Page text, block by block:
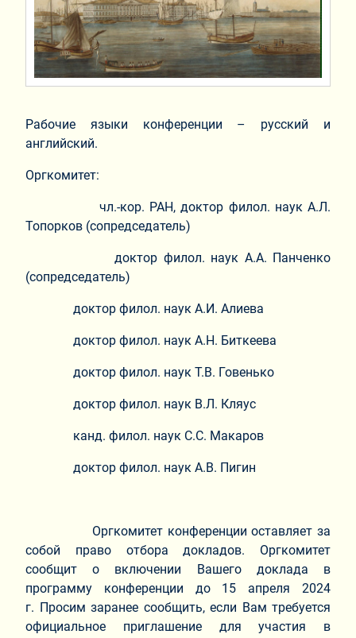
Рабочие языки конференции – русский и
английский.
Оргкомитет:
чл.-кор. РАН, доктор филол. наук А.Л.
Топорков (сопредседатель)
доктор филол. наук А.А. Панченко
(сопредседатель)
доктор филол. наук А.И. Алиева
доктор филол. наук А.Н. Биткеева
доктор филол. наук Т.В. Говенько
доктор филол. наук В.Л. Кляус
канд. филол. наук С.С. Макаров
доктор филол. наук А.В. Пигин
Оргкомитет конференции оставляет за
собой право отбора докладов. Оргкомитет
сообщит о включении Вашего доклада в
программу конференции до 15 апреля 2024
г. Просим заранее сообщить, если Вам требуется
официальное приглашение для участия в